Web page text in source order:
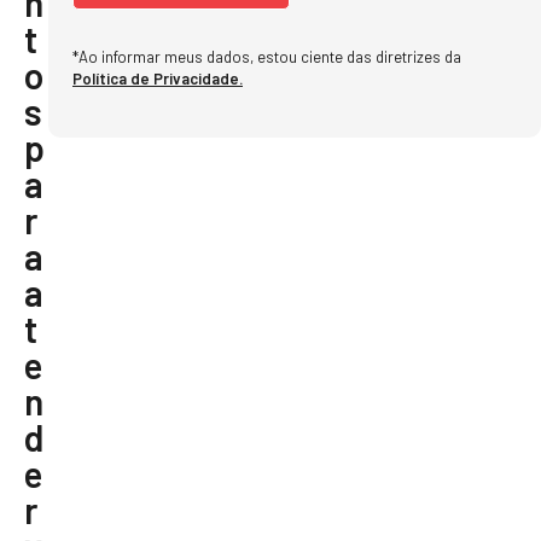
t
o
s
p
a
r
a
a
t
e
n
d
e
r
*Ao informar meus dados, estou ciente das diretrizes da
Política de Privacidade.